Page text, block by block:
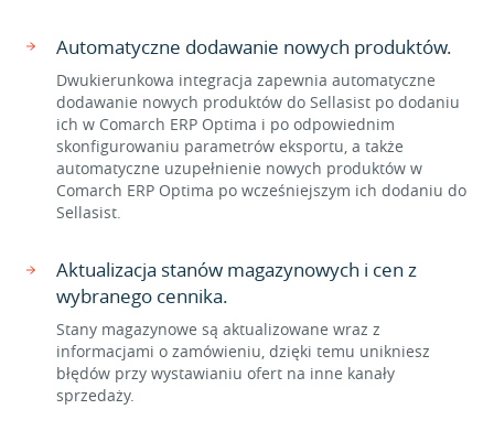
Automatyczne dodawanie nowych produktów.
Dwukierunkowa integracja zapewnia automatyczne
dodawanie nowych produktów do Sellasist po dodaniu
ich w Comarch ERP Optima i po odpowiednim
skonfigurowaniu parametrów eksportu, a także
automatyczne uzupełnienie nowych produktów w
Comarch ERP Optima po wcześniejszym ich dodaniu do
Sellasist.
Aktualizacja stanów magazynowych i cen z
wybranego cennika.
Stany magazynowe są aktualizowane wraz z
informacjami o zamówieniu, dzięki temu unikniesz
błędów przy wystawianiu ofert na inne kanały
sprzedaży.